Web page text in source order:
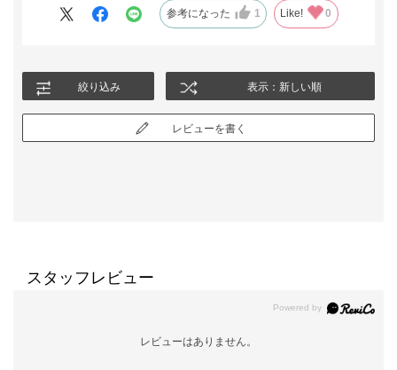
こちらも、愛用したいです。参考になった 1 Like! 0
絞り込み 表示：新しい順
レビューを書く
スタッフレビュー
レビューはありません。